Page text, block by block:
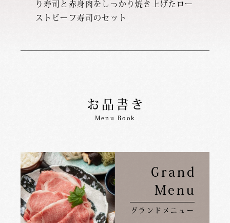
り寿司と 赤身肉をしっかり焼き上げたロー
ストビーフ寿司のセット
お品書き
Menu Book
Grand
Menu
グランドメニュー